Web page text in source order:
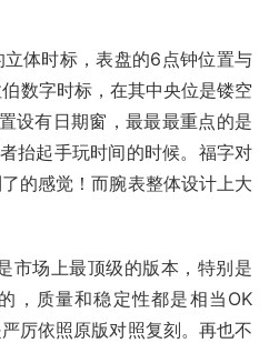
体时标，表盘的6点钟位置与
数字时标，在其中央位是镂空
设有日期窗，最最最重点的是
抬起手玩时间的时候。福字对
的感觉！而腕表整体设计上大
市场上最顶级的版本，特别是
，质量和稳定性都是相当OK
厉依照原版对照复刻。再也不